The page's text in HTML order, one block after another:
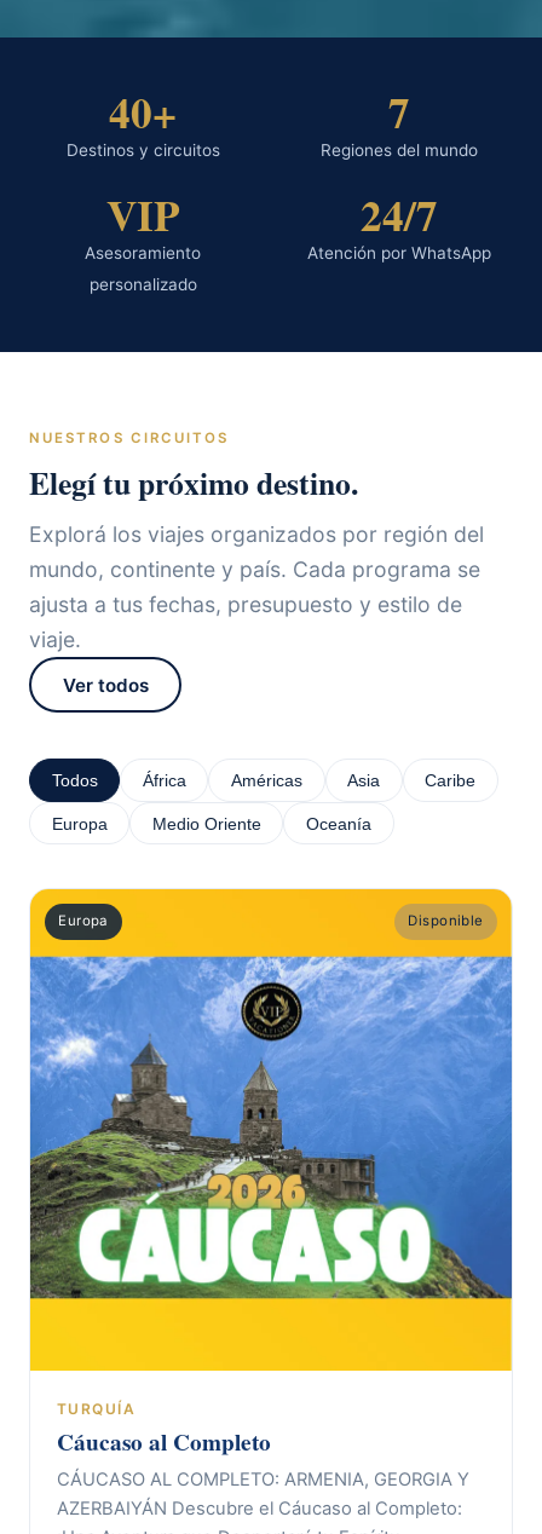
40+
Destinos y circuitos
7
Regiones del mundo
VIP
Asesoramiento
personalizado
24/7
Atención por WhatsApp
NUESTROS CIRCUITOS
Elegí tu próximo destino.
Explorá los viajes organizados por región del
mundo, continente y país. Cada programa se
ajusta a tus fechas, presupuesto y estilo de
viaje.
Ver todos
Todos África Américas Asia Caribe
Europa Medio Oriente Oceanía
Europa Disponible
TURQUÍA
Cáucaso al Completo
CÁUCASO AL COMPLETO: ARMENIA, GEORGIA Y
AZERBAIYÁN Descubre el Cáucaso al Completo: